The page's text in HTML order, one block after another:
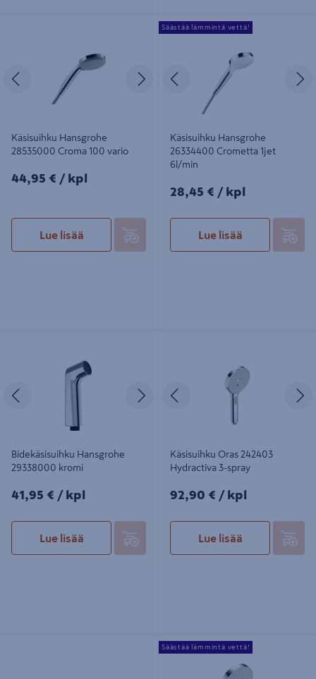
Edellinen Seuraava
Käsisuihku Hansgrohe
28535000 Croma 100 vario
44,95€/kpl
44,95 € / kpl
Lue lisää
Käsisuihku Hansgrohe 26334400
Crometta 1jet 6l/min
Edellinen
Käsisuihku Hansgrohe
26334400 Crometta 1jet
6l/min
28,45€/kpl
28,45 € / kpl
Lue lisää
Säästää lämmintä vettä!
Seuraava
Bidekäsisuihku Hansgrohe
29338000 kromi
41,95€/kpl
41,95 € / kpl
Lue lisää
Edellinen
Käsisuihku Oras 242403
Hydractiva 3-spray
92,90€/kpl
92,90 € / kpl
Lue lisää
Käsisuihku Oras Hydractiva Digital
242405
Säästää lämmintä vettä!